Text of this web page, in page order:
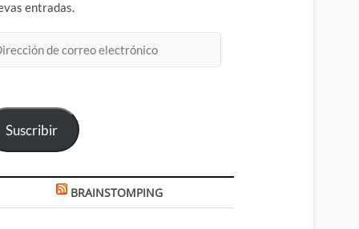
entradas.
Suscribir
BRAINSTOMPING